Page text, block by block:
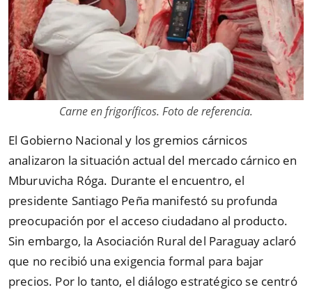
Carne en frigoríficos. Foto de referencia.
El Gobierno Nacional y los gremios cárnicos
analizaron la situación actual del mercado cárnico en
Mburuvicha Róga. Durante el encuentro, el
presidente Santiago Peña manifestó su profunda
preocupación por el acceso ciudadano al producto.
Sin embargo, la Asociación Rural del Paraguay aclaró
que no recibió una exigencia formal para bajar
precios. Por lo tanto, el diálogo estratégico se centró